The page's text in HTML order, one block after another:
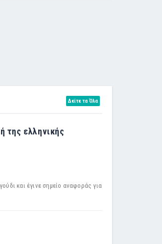
Δείτε τα Όλα
της ελληνικής
και έγινε σημείο αναφοράς για